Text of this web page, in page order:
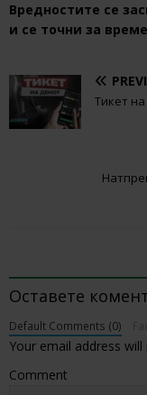
Вредностите се
и се точни за
Тикет
Оставете
Default Comments (0)
Your email address
Comment